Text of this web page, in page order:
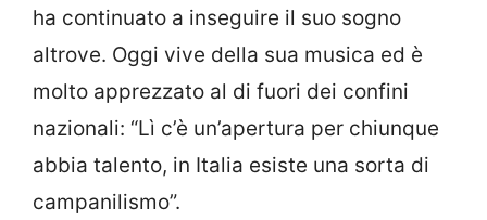
ha continuato a inseguire il suo sogno
altrove. Oggi vive della sua musica ed è
molto apprezzato al di fuori dei confini
nazionali: “Lì c’è un’apertura per chiunque
abbia talento, in Italia esiste una sorta di
campanilismo”.